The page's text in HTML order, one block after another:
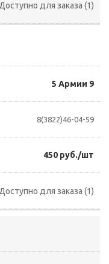
Доступно для заказа (1)
5 Армии 9
8(3822)46-04-59
450 руб./шт
Доступно для заказа (1)